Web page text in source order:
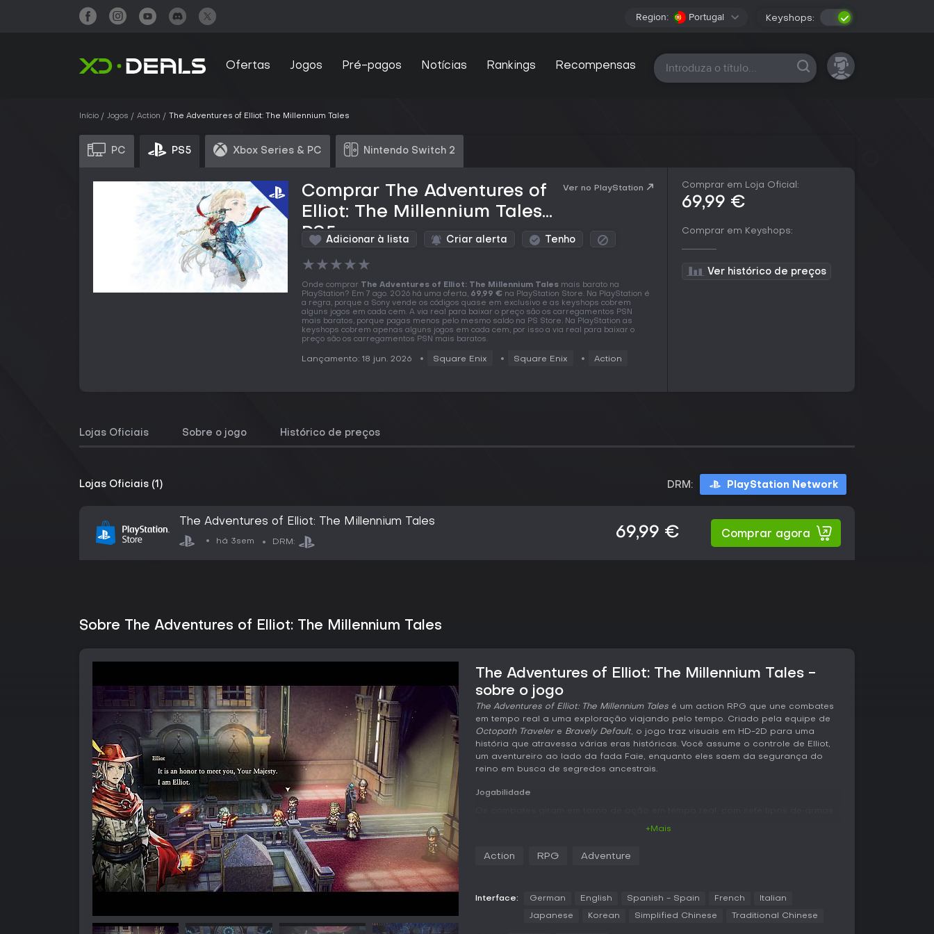
Region: Portugal Keyshops:
Ofertas Jogos Pré-pagos Notícias Rankings Recompensas Todas as plataformas
Início Jogos Action The Adventures of Elliot: The Millennium Tales
PC PS5 Xbox Series & PC Nintendo Switch 2
Comprar The Adventures of
Elliot: The Millennium Tales
PS5
Ver no PlayStation
Adicionar à lista Criar alerta Tenho
★★★★★
Onde comprar The Adventures of Elliot: The Millennium Tales mais barato na
PlayStation? Em 7 ago. 2026 há uma oferta, 69,99 € na PlayStation Store. Na PlayStation é
a regra, porque a Sony vende os códigos quase em exclusivo e as keyshops cobrem
alguns jogos em cada cem. A via real para baixar o preço são os carregamentos PSN
mais baratos, porque pagas menos pelo mesmo saldo na PS Store. Na PlayStation as
keyshops cobrem apenas alguns jogos em cada cem, por isso a via real para baixar o
preço são os carregamentos PSN mais baratos.
Lançamento: 18 jun. 2026 Square Enix Square Enix Action
Comprar em Loja Oficial:
69,99 €
Comprar em Keyshops:
Ver histórico de preços
Lojas Oficiais Sobre o jogo Histórico de preços
Lojas Oficiais (1) DRM: PlayStation Network
The Adventures of Elliot: The Millennium Tales
há 3sem DRM:
69,99 € Comprar agora
Sobre The Adventures of Elliot: The Millennium Tales
The Adventures of Elliot: The Millennium Tales -
sobre o jogo
The Adventures of Elliot: The Millennium Tales é um action RPG que une combates
em tempo real a uma exploração viajando pelo tempo. Criado pela equipe de
Octopath Travelere Bravely Default, o jogo traz visuais em HD-2D para uma
história que atravessa várias eras históricas. Você assume o controle de Elliot,
um aventureiro ao lado da fada Faie, enquanto eles saem da segurança do
reino em busca de segredos ancestrais.
Jogabilidade
exploração é essencial, com áreas vastas como planícies gramadas, cavernas
enquanto os Santuários da Vida oferecem desafios opcionais por itens como
+Mais
Action RPG Adventure
Interface: German English Spanish - Spain French Italian
Japanese Korean Simplified Chinese Traditional Chinese